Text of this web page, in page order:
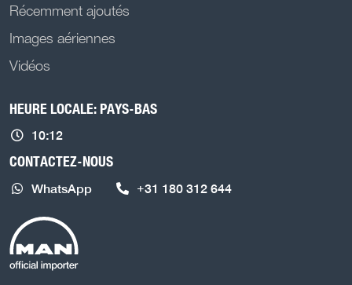
Récemment ajoutés
Images aériennes
Vidéos
HEURE LOCALE: PAYS-BAS
10:12
CONTACTEZ-NOUS
WhatsApp +31 180 312 644